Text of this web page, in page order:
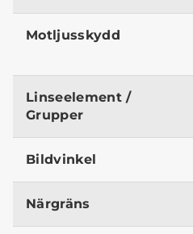
Motljusskydd
Linseelement /
Grupper
Bildvinkel
Närgräns